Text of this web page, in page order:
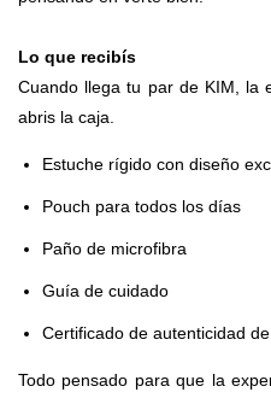
Lo que recibís
Cuando llega tu par de KIM, la
abris la caja.
Estuche rígido con diseño
Pouch para todos los días
Paño de microfibra
Guía de cuidado
Certificado de autenticidad
Todo pensado para que la